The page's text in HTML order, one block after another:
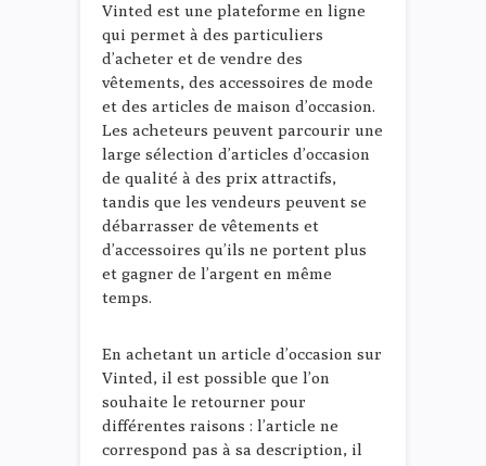
Vinted est une plateforme en ligne
qui permet à des particuliers
d’acheter et de vendre des
vêtements, des accessoires de mode
et des articles de maison d’occasion.
Les acheteurs peuvent parcourir une
large sélection d’articles d’occasion
de qualité à des prix attractifs,
tandis que les vendeurs peuvent se
débarrasser de vêtements et
d’accessoires qu’ils ne portent plus
et gagner de l’argent en même
temps.
En achetant un article d’occasion sur
Vinted, il est possible que l’on
souhaite le retourner pour
différentes raisons : l’article ne
correspond pas à sa description, il